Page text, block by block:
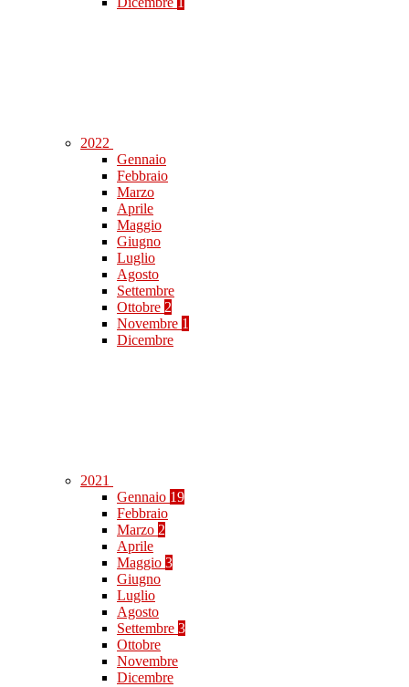
2022
Gennaio
Febbraio
Marzo
Aprile
Maggio
Giugno
Luglio
Agosto
Settembre
Ottobre 2
Novembre 1
Dicembre
2021
Gennaio 19
Febbraio
Marzo 2
Aprile
Maggio 3
Giugno
Luglio
Agosto
Settembre 3
Ottobre
Novembre
Dicembre